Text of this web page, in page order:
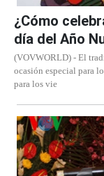
¿Cómo
día del Año
(VOVWORLD) - El
ocasión especial para
para los vie